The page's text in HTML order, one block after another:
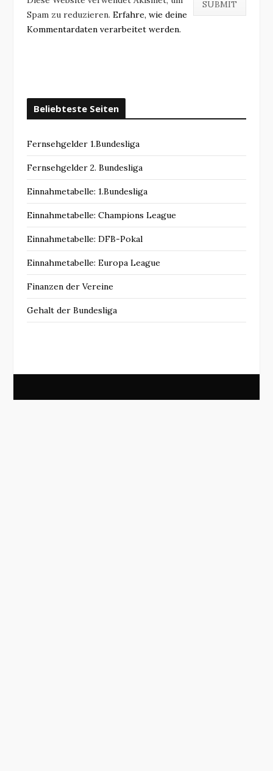
Spam zu reduzieren. Erfahre, wie deine
Kommentardaten verarbeitet werden.
Beliebteste Seiten
Fernsehgelder 1.Bundesliga
Fernsehgelder 2. Bundesliga
Einnahmetabelle: 1.Bundesliga
Einnahmetabelle: Champions League
Einnahmetabelle: DFB-Pokal
Einnahmetabelle: Europa League
Finanzen der Vereine
Gehalt der Bundesliga